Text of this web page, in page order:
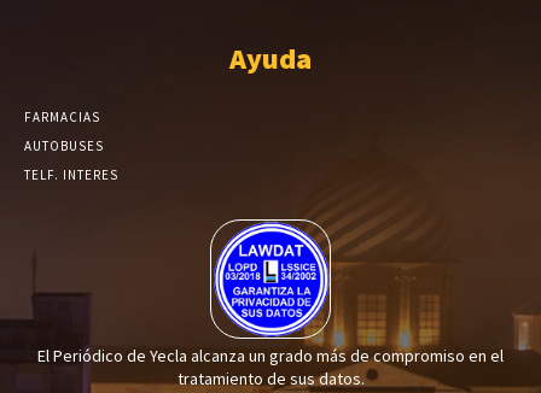
Ayuda
FARMACIAS
AUTOBUSES
TELF. INTERES
El Periódico de Yecla alcanza un grado más de compromiso en el
tratamiento de sus datos.